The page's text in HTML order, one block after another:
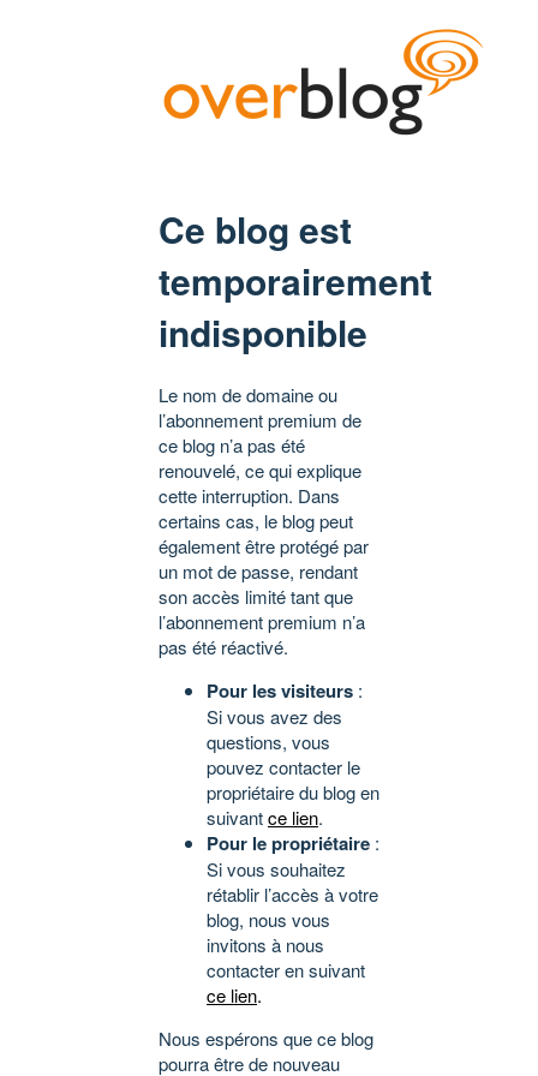
Ce blog est
temporairement
indisponible
Le nom de domaine ou
l’abonnement premium de
ce blog n’a pas été
renouvelé, ce qui explique
cette interruption. Dans
certains cas, le blog peut
également être protégé par
un mot de passe, rendant
son accès limité tant que
l’abonnement premium n’a
pas été réactivé.
Pour les visiteurs :
Si vous avez des
questions, vous
pouvez contacter le
propriétaire du blog en
suivantce lien.
Pour le propriétaire :
Si vous souhaitez
rétablir l’accès à votre
blog, nous vous
invitons à nous
contacter en suivant
ce lien.
Nous espérons que ce blog
pourra être de nouveau